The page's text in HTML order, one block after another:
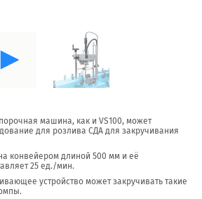
машина, как и VS100, может
для розлива СДА для закручивания
конвейером длиной 500 мм и её
25 ед./мин.
устройство может закручивать такие